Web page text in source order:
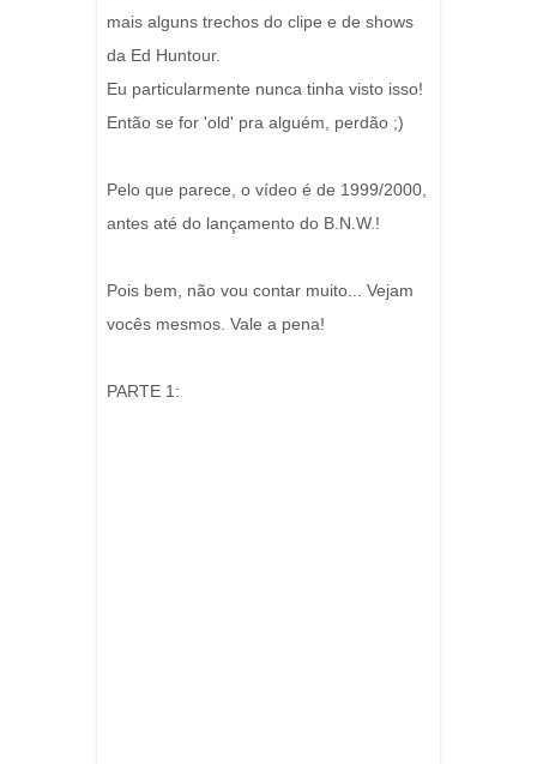
mais alguns trechos do clipe e de shows
da Ed Huntour.
Eu particularmente nunca tinha visto isso!
Então se for 'old' pra alguém, perdão ;)
Pelo que parece, o vídeo é de 1999/2000,
antes até do lançamento do B.N.W.!
Pois bem, não vou contar muito... Vejam
vocês mesmos. Vale a pena!
PARTE 1: